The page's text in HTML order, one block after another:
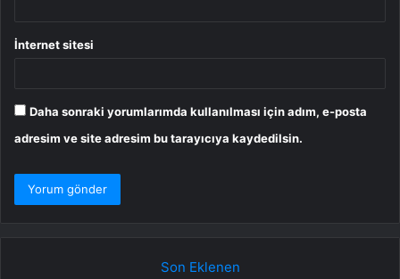
İnternet sitesi
Daha sonraki yorumlarımda kullanılması için adım, e-posta
adresim ve site adresim bu tarayıcıya kaydedilsin.
Son Eklenen